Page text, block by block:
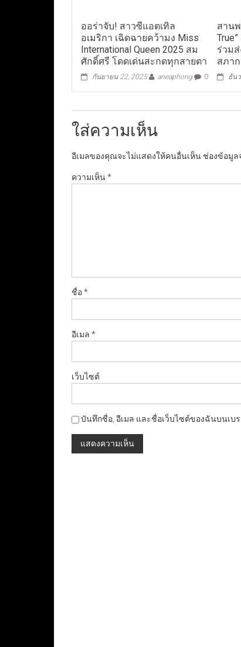
ออร่าจับ! สาวซีแอตเทิล
อเมริกา เฉิดฉายคว้ามง Miss
International Queen 2025 สม
ศักดิ์ศรี โดดเด่นสะกดทุกสายตา
กันยายน 22, 2025 aneaphong 0
สาน
ร่วม
สภา
ธัน
ใส่ความเห็น
อีเมลของคุณจะไม่แสดงให้คนอื่นเห็น ช่องข้อมูล
ความเห็น*
ชื่อ*
อีเมล *
เว็บไซต์
บันทึกชื่อ, อีเมล และชื่อเว็บไซต์ของฉันบนเบ